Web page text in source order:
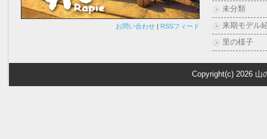
お問い合わせ | RSSフィード
未分類
来期モデル
里の様子
Copyright(c) 2026 山